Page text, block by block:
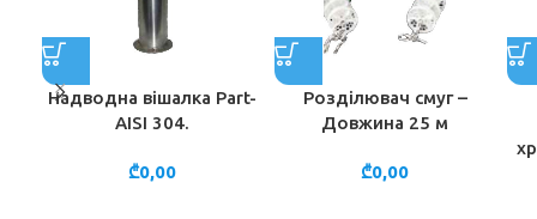
Надводна вішалка Part-
AISI 304.
₾0,00
Розділювач смуг –
Довжина 25 м
₾0,00